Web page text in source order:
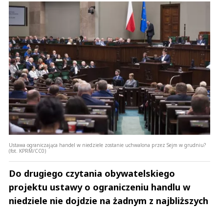
Ustawa ograniczająca handel w niedziele zostanie uchwalona przez Sejm w grudniu?
(fot. KPRM/CC0)
Do drugiego czytania obywatelskiego
projektu ustawy o ograniczeniu handlu w
niedziele nie dojdzie na żadnym z najbliższych